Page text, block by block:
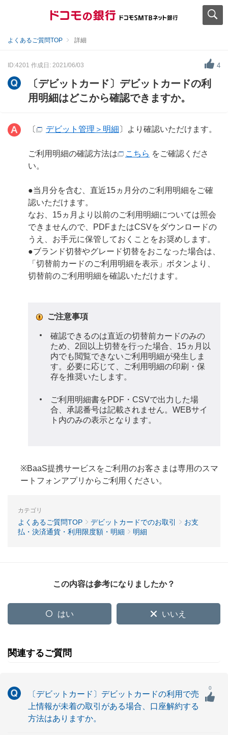
よくあるご質問TOP 詳細
ID:4201 作成日: 2021/06/03 4
〔デビットカード〕デビットカードの利
用明細はどこから確認できますか。
〔 デビット管理＞明細 〕より確認いただけます。
ご利用明細の確認方法は こちら をご確認くださ
い。
●当月分を含む、直近15ヵ月分のご利用明細をご確
認いただけます。
なお、15ヵ月より以前のご利用明細については照会
できませんので、PDFまたはCSVをダウンロードの
うえ、お手元に保管しておくことをお奨めします。
●ブランド切替やグレード切替をおこなった場合は、
「切替前カードのご利用明細を表示」ボタンより、
切替前のご利用明細を確認いただけます。
ご注意事項
確認できるのは直近の切替前カードのみの
ため、2回以上切替を行った場合、15ヵ月以
内でも閲覧できないご利用明細が発生しま
す。必要に応じて、ご利用明細の印刷・保
存を推奨いたします。
ご利用明細書をPDF・CSVで出力した場
合、承認番号は記載されません。WEBサイ
ト内のみの表示となります。
※BaaS提携サービスをご利用のお客さまは専用のスマ
ートフォンアプリからご利用ください。
カテゴリ
よくあるご質問TOP デビットカードでのお取引
お支
払・決済通貨・利用限度額・明細
明細
この内容は参考になりましたか？
はい いいえ
関連するご質問
〔デビットカード〕デビットカードの利用で売
上情報が未着の取引がある場合、口座解約する
方法はありますか。
0